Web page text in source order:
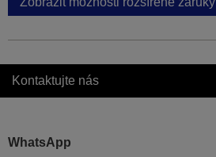
Kontaktujte nás
WhatsApp